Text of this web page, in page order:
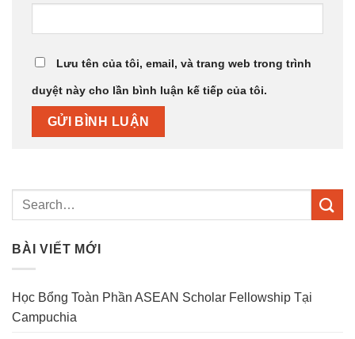
Lưu tên của tôi, email, và trang web trong trình
duyệt này cho lần bình luận kế tiếp của tôi.
BÀI VIẾT MỚI
Học Bổng Toàn Phần ASEAN Scholar Fellowship Tại
Campuchia